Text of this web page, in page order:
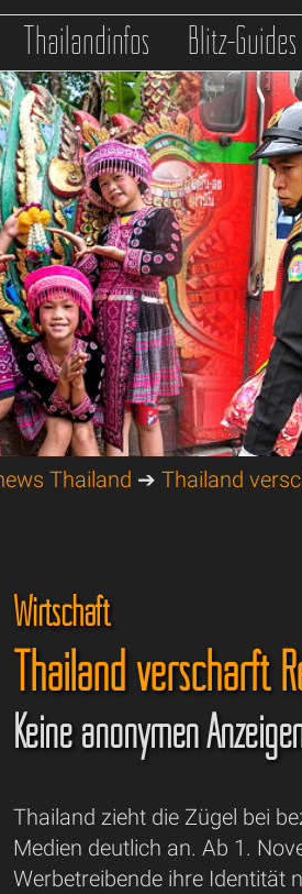
Thailandinfos Blitz-Guides
Thailand ➔Thailand
Wirtschaft
Thailand verschärft
Keine anonymen
Thailand zieht die Zügel bei
Medien deutlich an. Ab 1.
Werbetreibende ihre Identität